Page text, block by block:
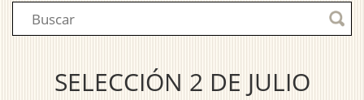
SELECCIÓN 2 DE JULIO